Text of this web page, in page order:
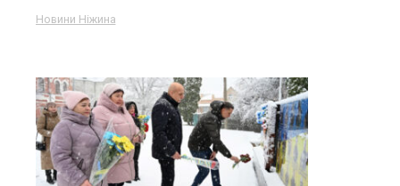
Новини Ніжина